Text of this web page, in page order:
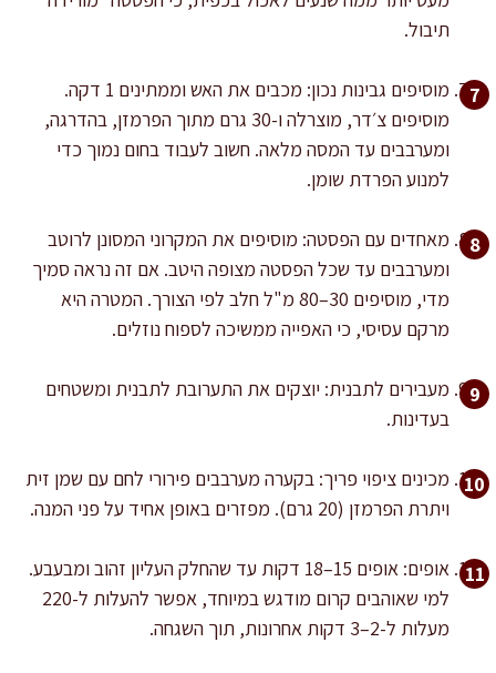
תיבול.
מוסיפים גבינות נכון: מכבים את האש וממתינים 1 דקה.
מוסיפים צ׳דר, מוצרלה ו-30 גרם מתוך הפרמזן, בהדרגה,
ומערבבים עד המסה מלאה. חשוב לעבוד בחום נמוך כדי
למנוע הפרדת שומן.
מאחדים עם הפסטה: מוסיפים את המקרוני המסונן לרוטב
ומערבבים עד שכל הפסטה מצופה היטב. אם זה נראה סמיך
מדי, מוסיפים 30–80 מ"ל חלב לפי הצורך. המטרה היא
מרקם עסיסי, כי האפייה ממשיכה לספוח נוזלים.
מעבירים לתבנית: יוצקים את התערובת לתבנית ומשטחים
בעדינות.
מכינים ציפוי פריך: בקערה מערבבים פירורי לחם עם שמן זית
ויתרת הפרמזן (20 גרם). מפזרים באופן אחיד על פני המנה.
אופים: אופים 15–18 דקות עד שהחלק העליון זהוב ומבעבע.
למי שאוהבים קרום מודגש במיוחד, אפשר להעלות ל-220
מעלות ל-2–3 דקות אחרונות, תוך השגחה.